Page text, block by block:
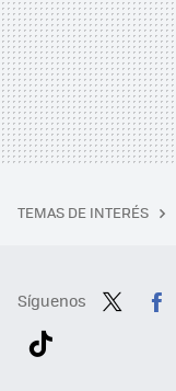
TEMAS DE INTERÉS
Síguenos